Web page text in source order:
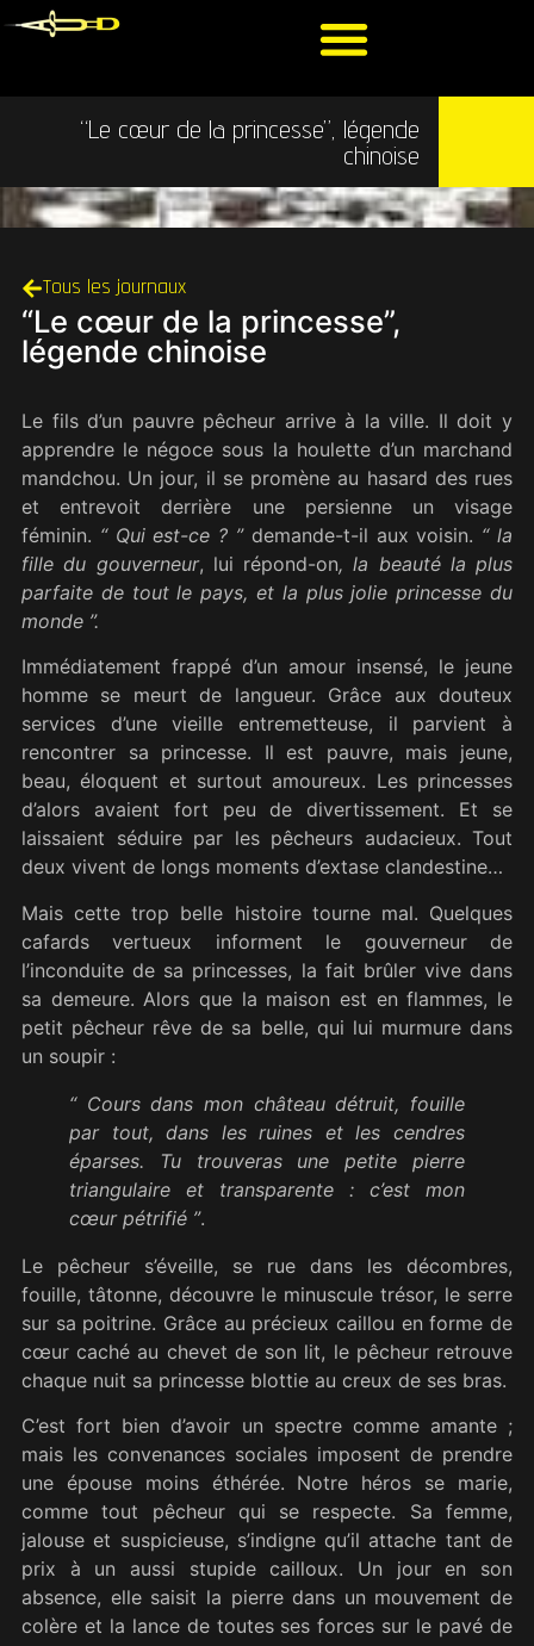
“Le cœur de la princesse”, légende
chinoise
Tous les journaux
“Le cœur de la princesse”,
légende chinoise
Le fils d’un pauvre pêcheur arrive à la ville. Il doit y
apprendre le négoce sous la houlette d’un marchand
mandchou. Un jour, il se promène au hasard des rues
et entrevoit derrière une persienne un visage
féminin. “ Qui est-ce ? ”demande-t-il aux voisin. “ la
fille du gouverneur, lui répond-on, la beauté la plus
parfaite de tout le pays, et la plus jolie princesse du
monde ”.
Immédiatement frappé d’un amour insensé, le jeune
homme se meurt de langueur. Grâce aux douteux
services d’une vieille entremetteuse, il parvient à
rencontrer sa princesse. Il est pauvre, mais jeune,
beau, éloquent et surtout amoureux. Les princesses
d’alors avaient fort peu de divertissement. Et se
laissaient séduire par les pêcheurs audacieux. Tout
deux vivent de longs moments d’extase clandestine…
Mais cette trop belle histoire tourne mal. Quelques
cafards vertueux informent le gouverneur de
l’inconduite de sa princesses, la fait brûler vive dans
sa demeure. Alors que la maison est en flammes, le
petit pêcheur rêve de sa belle, qui lui murmure dans
un soupir :
“ Cours dans mon château détruit, fouille
par tout, dans les ruines et les cendres
éparses. Tu trouveras une petite pierre
triangulaire et transparente : c’est mon
cœur pétrifié ”.
Le pêcheur s’éveille, se rue dans les décombres,
fouille, tâtonne, découvre le minuscule trésor, le serre
sur sa poitrine. Grâce au précieux caillou en forme de
cœur caché au chevet de son lit, le pêcheur retrouve
chaque nuit sa princesse blottie au creux de ses bras.
C’est fort bien d’avoir un spectre comme amante ;
mais les convenances sociales imposent de prendre
une épouse moins éthérée. Notre héros se marie,
comme tout pêcheur qui se respecte. Sa femme,
jalouse et suspicieuse, s’indigne qu’il attache tant de
prix à un aussi stupide cailloux. Un jour en son
absence, elle saisit la pierre dans un mouvement de
colère et la lance de toutes ses forces sur le pavé de